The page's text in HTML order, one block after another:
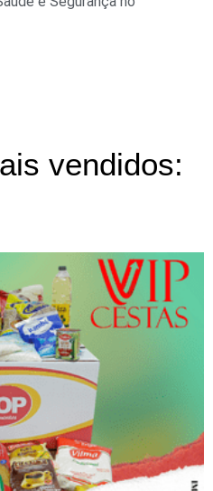
vendidos: